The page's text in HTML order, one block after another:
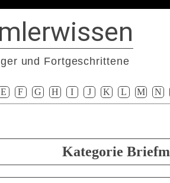
und Fortgeschrittene
E F G H I J K L M N
Kategorie